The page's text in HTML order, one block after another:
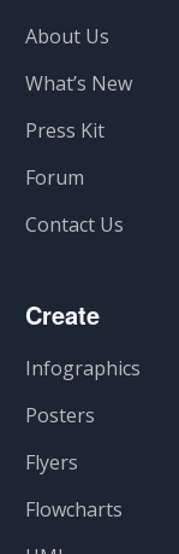
About Us
What’s New
Press Kit
Forum
Contact Us
Create
Infographics
Posters
Flyers
Flowcharts